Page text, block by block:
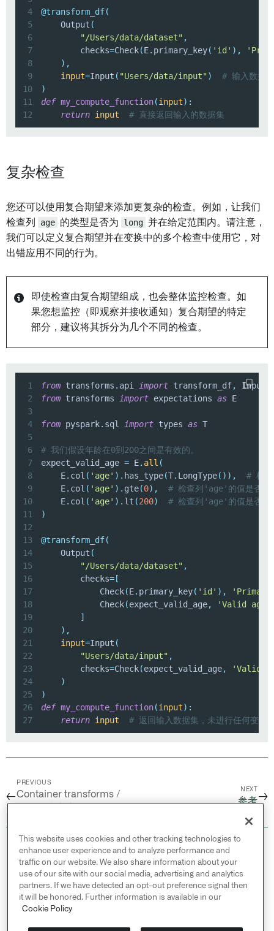
4
@transform_df(
5
    Output
(
6
"/Users/data/dataset" ,
7
        checks
=Check(E. primary_key( 'id' ) ,
8
) ,
9
input=Input ( "Users/data/input" )
# 输入数据
10
)
11
def my_compute_function(input) :
12
return input # 直接返回输入的数据集
复杂检查
您还可以使用复合期望来添加更复杂的检查。例如，让我们
检查列
age 的类型是否为 long 并在给定范围内。请注意，
我们可以定义复合期望并在变换中的多个检查中使用它，对
出错应用不同的行为。
即使检查由复合期望组成，也会整体监控检查。如
果您想监控（即观察并接收通知）复合期望的特定
部分，建议将其拆分为几个不同的检查。
1 from transforms . api import transform_df, Input
2
from transforms import expectations as
3
4
from pyspark. sql import types as
5
6
# 我们假设年龄在0到200之间是有效的。
7
expect_valid_age = E. all (
8
    E
. col ( 'age' ) . has_type(T. LongType( ) ) ,
# 检
9
    E
. col ( 'age' ) . gte(0) ,
# 检查列'age'的值是否大
10
    E
. col ( 'age' ) . lt (200)
# 检查列'age'的值是否小
11
)
12
13
@transform_df(
14
    Output
(
15
"/Users/data/dataset" ,
16
        checks
=[
17
            Check
(E. primary_key( 'id' ) ,
18
            Check
(expect_valid_age,
'Valid age
19
]
20
) ,
21
input=Input (
22
"Users/data/input" ,
23
        checks
=Check(expect_valid_age,
'Valid
24
)
25
)
26
def my_compute_function(input) :
27
return input # 返回输入数据集，未进行任何变换
←
PREVIOUS
Container transforms /
NEXT
参考→
© 2026 Palantir Technologies Inc. All rights
reserved.
Cookies Statement ↗
Privacy Statement ↗
Terms of Use ↗
This website uses cookies and other tracking technologies to
enhance user experience and to analyze performance and
traffic on our website. We also share information about your
use of our site with our social media, advertising and analytics
partners. If we have detected an opt-out preference signal then
it will be honored. Further information is available in our
Cookie Policy